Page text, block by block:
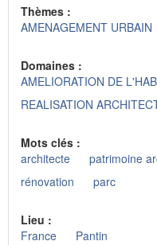
Thèmes :
AMENAGEMENT URBAIN
Domaines :
AMELIORATION DE
REALISATION
Mots clés :
architecte
patrimoine
rénovation
parc
Lieu :
France
Pantin